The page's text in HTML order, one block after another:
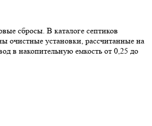
сбросы. В каталоге септиков
очистные установки, рассчитанные на
в накопительную емкость от 0,25 до